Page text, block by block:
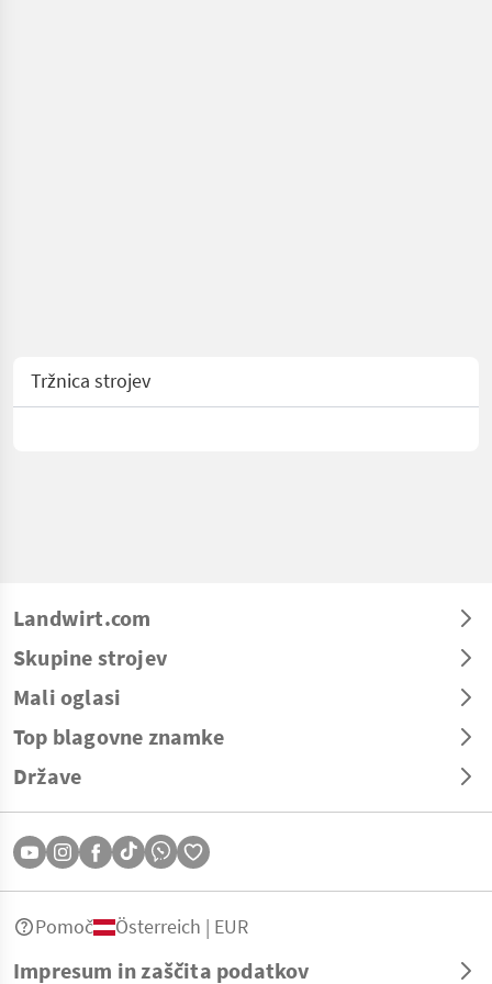
Tržnica strojev
Landwirt.com
Skupine strojev
Mali oglasi
Top blagovne znamke
Države
Impresum in zaščita podatkov
Pomoč Österreich | EUR